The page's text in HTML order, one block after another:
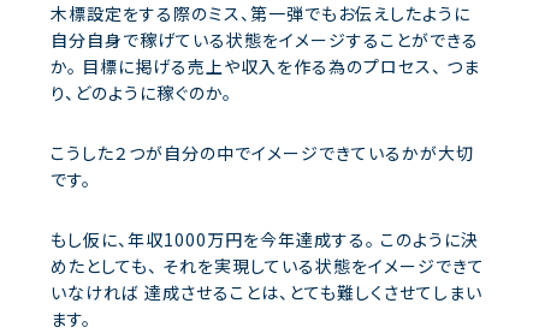
木標設定をする際のミス、第一弾でもお伝えしたように
自分自身で稼げている状態をイメージすることができる
か。 目標に掲げる売上や収入を作る為のプロセス、 つま
り、どのように稼ぐのか。
こうした２つが自分の中でイメージできているかが大切
です。
もし仮に、年収1000万円を今年達成する。 このように決
めたとしても、 それを実現している状態をイメージできて
いなければ 達成させることは、とても難しくさせてしまい
ます。